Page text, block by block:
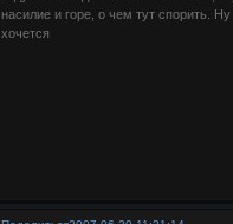
насилие и горе, о чем тут спорить.
хочется